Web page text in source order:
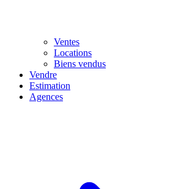
Ventes
Locations
Biens vendus
Vendre
Estimation
Agences